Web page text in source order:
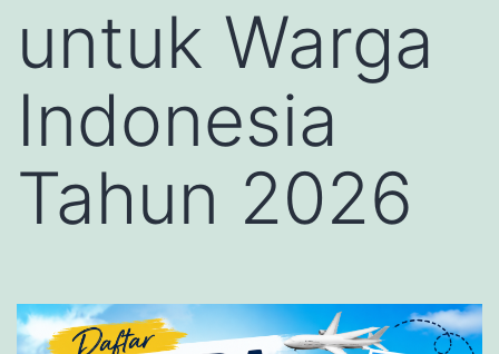
untuk Warga
Indonesia
Tahun 2026